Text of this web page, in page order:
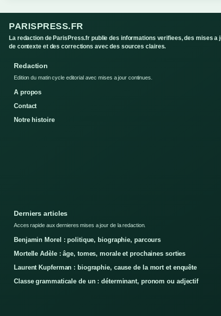
PARISPRESS.FR
La redaction de ParisPress.fr publie des informations verifiees, des mises a
de contexte et des corrections avec des sources claires.
Redaction
Edition du matin cycle editorial avec mises a jour continues.
A propos
Contact
Notre histoire
Derniers articles
Acces rapide aux dernieres mises a jour de la redaction.
Benjamin Morel : politique, biographie, parcours
Mortelle Adèle : âge, tomes, morale et prochaines sorties
Laurent Kupferman : biographie, cause de la mort et enquête
Classe grammaticale de un : déterminant, pronom ou adjectif